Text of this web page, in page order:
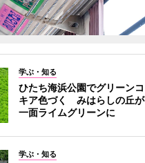
学ぶ・知る
ひたち海浜公園でグリーンコ
キア色づく みはらしの丘が
一面ライムグリーンに
学ぶ・知る